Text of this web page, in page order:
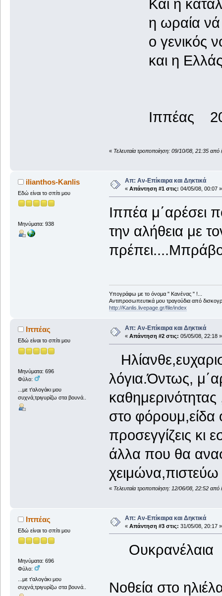
Και η
η ωραία νά
ο γενικός
και η Ελλάς
Ιππέας 20 -
« Τελευταία τροποποίηση: 09/10/08, 21:35 από
ilianthos-Kanlis
Εδώ είναι το σπίτι μου
Μηνύματα: 938
Απ: Αν-Επίκαιρα και Δηκτικά
« Απάντηση #1 στις: 04/05/08, 00:07 »
Ιππέα μ΄αρέσει
την αλήθεια με
Υπογράφω με το όνομα " Κανένας " !...
Αντιπροσωπευτικά μου τραγούδια από
http://Kanlis.livepage.gr/file/index
Ιππέας
Εδώ είναι το σπίτι μου
Μηνύματα: 696
Φύλο:
...με τ'αλογάκι μου
συχνά,τριγυρίζω στα βουνά..
Απ: Αν-Επίκαιρα και Δηκτικά
« Απάντηση #2 στις: 05/05/08, 22:18 »
λόγια.Όντως,
στο φόρουμ,είδα
προσεγγίζεις κι
άλλα που θα
« Τελευταία τροποποίηση: 12/06/08, 22:52 από
Ιππέας
Εδώ είναι το σπίτι μου
Μηνύματα: 696
Φύλο:
...με τ'αλογάκι μου
συχνά,τριγυρίζω στα βουνά..
Απ: Αν-Επίκαιρα και Δηκτικά
« Απάντηση #3 στις: 31/05/08, 20:17 »
Ουκρανέλαια
Νοθεία στο